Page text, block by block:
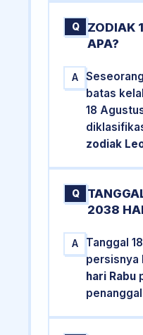
Q
ZODIAK
APA?
A
batas
18
zodiak
Q
2038
A
Tanggal
persisnya
hari Rabu